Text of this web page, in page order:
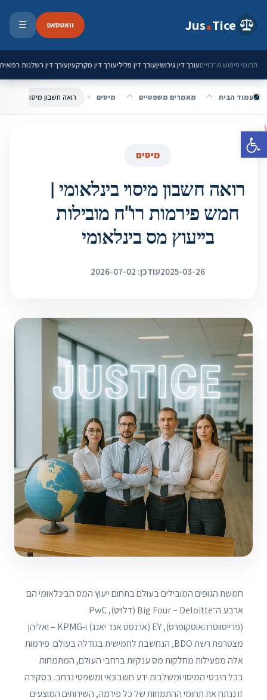
פתח סרגל נגישות
Jus Tice וואטסאפ ☰
תחומי חיפוש מרכזייםעורך דין גירושיןעורך דין פליליעורך דין מקרקעיןעורך דין רשלנות רפואית
עמוד הבית מאמרים משפטיים מיסים
מיסים
רואה חשבון מיסוי בינלאומי |
חמש פירמות רו"ח מובילות
בייעוץ מס בינלאומי
2025-03-26עודכן: 2026-07-02
חמשת הגופים המובילים בעולם בתחום ייעוץ המס הבינלאומי הם
ארבע ה־Big Four – Deloitte (דלויט), PwC
(פרייסווטרהאוסקופרס), EY (ארנסט אנד יאנג) ו-KPMG – ואליהן
מצטרפת רשת BDO, הנחשבת לחמישית בגודלה בעולם. פירמות
אלה מפעילות מחלקות מס ענקיות ברחבי העולם, המתמחות
בכל היבטי המיסוי ומשלבות ידע חשבונאי ומשפטי נרחב. בסקירה
זו ננתח את תחומי ההתמחות של כל פירמה, השירותים המוצעים